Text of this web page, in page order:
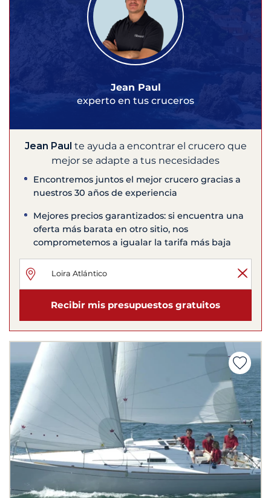
Jean Paul
experto en tus cruceros
Jean Paul te ayuda a encontrar el crucero que
mejor se adapte a tus necesidades
Encontremos juntos el mejor crucero gracias a
nuestros 30 años de experiencia
Mejores precios garantizados: si encuentra una
oferta más barata en otro sitio, nos
comprometemos a igualar la tarifa más baja
Recibir mis presupuestos gratuitos